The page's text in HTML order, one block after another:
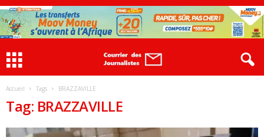
Accueil Tags BRAZZAVILLE
Tag: BRAZZAVILLE